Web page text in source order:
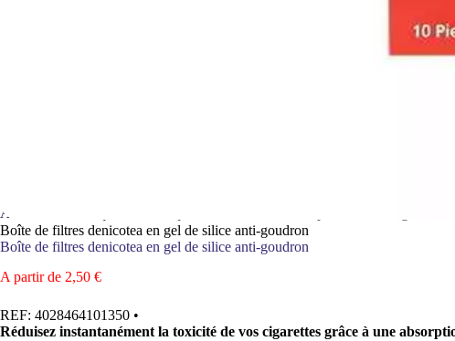
Accueil
Boîte de filtres denicotea en gel de silice anti-goudron
Boîte de filtres denicotea en gel de silice anti-goudron
A partir de 2,50 €
REF: 4028464101350 •
Réduisez instantanément la toxicité de vos cigarettes grâce à une